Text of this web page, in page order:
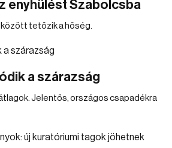
enyhülést Szabolcsba
tetőzik a hőség.
a szárazság
Jelentős, országos csapadékra